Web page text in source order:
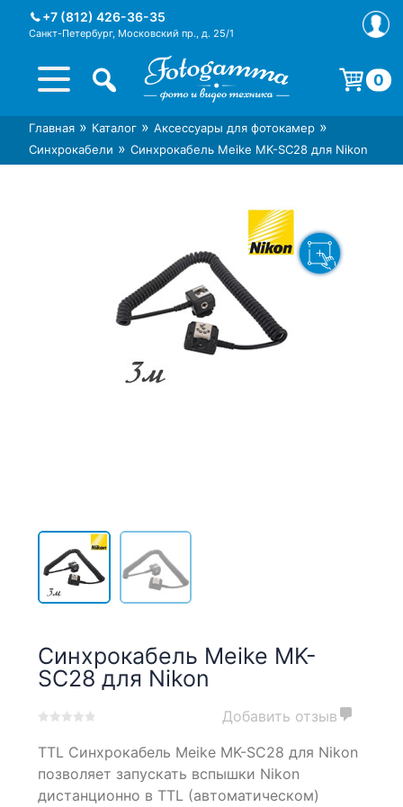
+7 (812) 426-36-35
Санкт-Петербург, Московский пр., д. 25/1
Интернет-магазин фототехники
Foto-Gamma в СПб
Магазин фотоаксессуаров foto-
gamma.ru
0
Корзина пуста.
Главная » Каталог » Аксессуары для фотокамер »
Синхрокабели » Синхрокабель Meike MK-SC28 для Nikon
Синхрокабель Meike MK-
SC28 для Nikon
out
on
Добавить отзыв
TTL Синхрокабель Meike MK-SC28 для Nikon
позволяет запускать вспышки Nikon
дистанционно в TTL (автоматическом)